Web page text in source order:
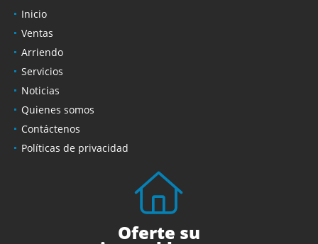
Inicio
Ventas
Arriendo
Servicios
Noticias
Quienes somos
Contáctenos
Políticas de privacidad
Oferte su